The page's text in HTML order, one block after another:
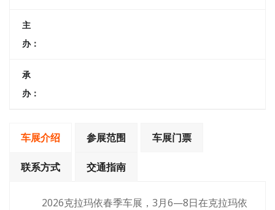
主
办：
承
办：
车展介绍 参展范围 车展门票
联系方式 交通指南
2026克拉玛依春季车展，3月6—8日在克拉玛依